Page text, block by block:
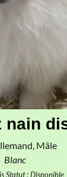
nain
Mâle
Blanc
Statut : Disponible